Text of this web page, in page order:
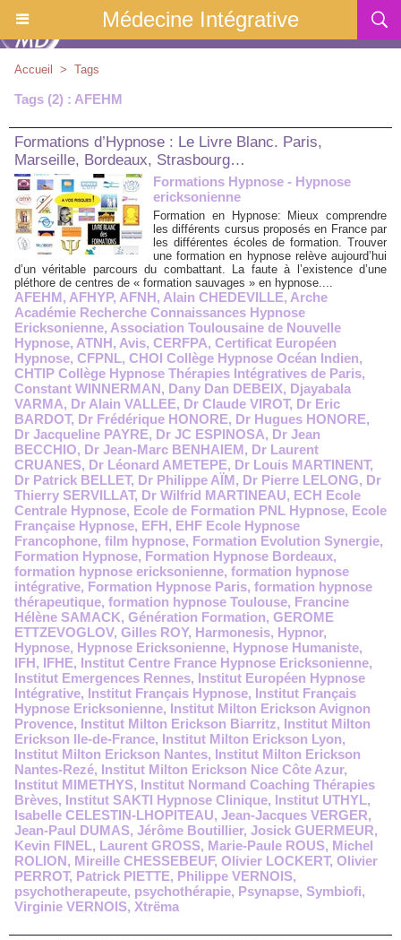
Médecine Intégrative
Accueil > Tags
Tags (2) : AFEHM
Formations d’Hypnose : Le Livre Blanc. Paris,
Marseille, Bordeaux, Strasbourg…
Formations Hypnose - Hypnose
ericksonienne
Formation en Hypnose: Mieux comprendre
les différents cursus proposés en France par
les différentes écoles de formation. Trouver
une formation en hypnose relève aujourd’hui
d’un véritable parcours du combattant. La faute à l’existence d’une
pléthore de centres de « formation sauvages » en hypnose....
AFEHM, AFHYP, AFNH, Alain CHEDEVILLE, Arche
Académie Recherche Connaissances Hypnose
Ericksonienne, Association Toulousaine de Nouvelle
Hypnose, ATNH, Avis, CERFPA, Certificat Européen
Hypnose, CFPNL, CHOI Collège Hypnose Océan Indien,
CHTIP Collège Hypnose Thérapies Intégratives de Paris,
Constant WINNERMAN, Dany Dan DEBEIX, Djayabala
VARMA, Dr Alain VALLEE, Dr Claude VIROT, Dr Eric
BARDOT, Dr Frédérique HONORE, Dr Hugues HONORE,
Dr Jacqueline PAYRE, Dr JC ESPINOSA, Dr Jean
BECCHIO, Dr Jean-Marc BENHAIEM, Dr Laurent
CRUANES, Dr Léonard AMETEPE, Dr Louis MARTINENT,
Dr Patrick BELLET, Dr Philippe AÏM, Dr Pierre LELONG, Dr
Thierry SERVILLAT, Dr Wilfrid MARTINEAU, ECH Ecole
Centrale Hypnose, Ecole de Formation PNL Hypnose, Ecole
Française Hypnose, EFH, EHF Ecole Hypnose
Francophone, film hypnose, Formation Evolution Synergie,
Formation Hypnose, Formation Hypnose Bordeaux,
formation hypnose ericksonienne, formation hypnose
intégrative, Formation Hypnose Paris, formation hypnose
thérapeutique, formation hypnose Toulouse, Francine
Hélène SAMACK, Génération Formation, GEROME
ETTZEVOGLOV, Gilles ROY, Harmonesis, Hypnor,
Hypnose, Hypnose Ericksonienne, Hypnose Humaniste,
IFH, IFHE, Institut Centre France Hypnose Ericksonienne,
Institut Emergences Rennes, Institut Européen Hypnose
Intégrative, Institut Français Hypnose, Institut Français
Hypnose Ericksonienne, Institut Milton Erickson Avignon
Provence, Institut Milton Erickson Biarritz, Institut Milton
Erickson Ile-de-France, Institut Milton Erickson Lyon,
Institut Milton Erickson Nantes, Institut Milton Erickson
Nantes-Rezé, Institut Milton Erickson Nice Côte Azur,
Institut MIMETHYS, Institut Normand Coaching Thérapies
Brèves, Institut SAKTI Hypnose Clinique, Institut UTHYL,
Isabelle CELESTIN-LHOPITEAU, Jean-Jacques VERGER,
Jean-Paul DUMAS, Jérôme Boutillier, Josick GUERMEUR,
Kevin FINEL, Laurent GROSS, Marie-Paule ROUS, Michel
ROLION, Mireille CHESSEBEUF, Olivier LOCKERT, Olivier
PERROT, Patrick PIETTE, Philippe VERNOIS,
psychotherapeute, psychothérapie, Psynapse, Symbiofi,
Virginie VERNOIS, Xtrëma